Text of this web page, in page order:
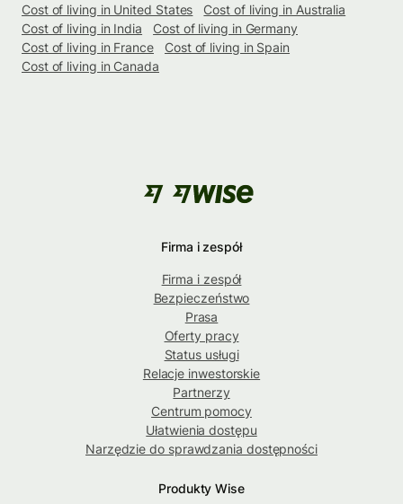
Cost of living in United States
Cost of living in Australia
Cost of living in India
Cost of living in Germany
Cost of living in France
Cost of living in Spain
Cost of living in Canada
Firma i zespół
Firma i zespół
Bezpieczeństwo
Prasa
Oferty pracy
Status usługi
Relacje inwestorskie
Partnerzy
Centrum pomocy
Ułatwienia dostępu
Narzędzie do sprawdzania dostępności
Produkty Wise